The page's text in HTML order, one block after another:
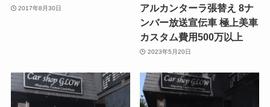
2017年8月30日
アルカンターラ張替え 8ナ
ンバー放送宣伝車 極上美車
カスタム費用500万以上
2023年5月20日